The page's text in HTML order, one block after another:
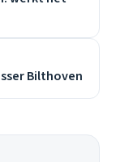
Bilthoven